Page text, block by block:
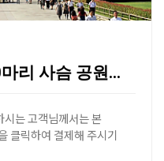
[나라 필수 코스] 1,100마리 사슴 공원과 세계 최…
시는 고객님께서는 본
클릭하여 결제해 주시기